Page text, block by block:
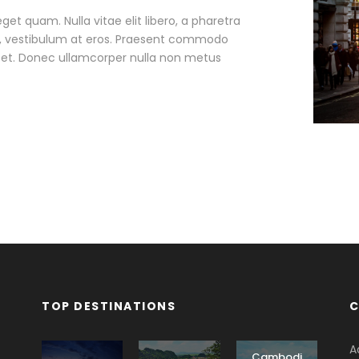
quam. Nulla vitae elit libero, a pharetra
at eros. Praesent commodo
Donec ullamcorper nulla non metus
TOP DESTINATIONS